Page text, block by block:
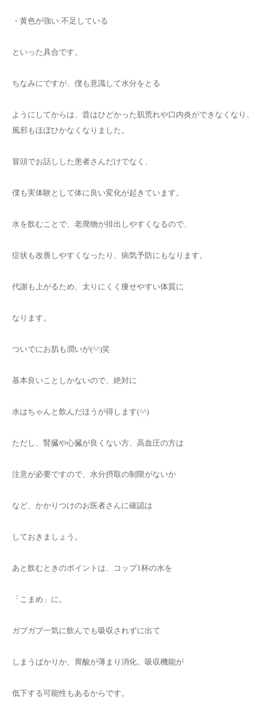
・黄色が強い:不足している
といった具合です。
ちなみにですが、僕も意識して水分をとる
ようにしてからは、昔はひどかった肌荒れや口内炎ができなくなり、
風邪もほぼひかなくなりました。
冒頭でお話しした患者さんだけでなく、
僕も実体験として体に良い変化が起きています。
水を飲むことで、老廃物が排出しやすくなるので、
症状も改善しやすくなったり、病気予防にもなります。
代謝も上がるため、太りにくく痩せやすい体質に
なります。
ついでにお肌も潤いが(^^)笑
基本良いことしかないので、絶対に
水はちゃんと飲んだほうが得します(^^)
ただし、腎臓や心臓が良くない方、高血圧の方は
注意が必要ですので、水分摂取の制限がないか
など、かかりつけのお医者さんに確認は
しておきましょう。
あと飲むときのポイントは、コップ1杯の水を
「こまめ」に。
ガブガブ一気に飲んでも吸収されずに出て
しまうばかりか、胃酸が薄まり消化、吸収機能が
低下する可能性もあるからです。